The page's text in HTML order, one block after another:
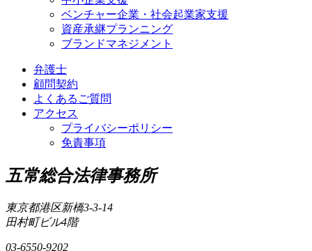
ベンチャー企業・社会起業家支援
資産承継プランニング
ブランドマネジメント
弁護士
顧問契約
よくあるご質問
アクセス
プライバシーポリシー
免責事項
五常総合法律事務所
東京都港区新橋3-3-14
田村町ビル4階
03-6550-9202